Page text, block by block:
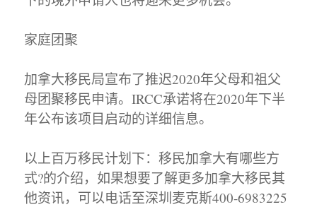
家庭团聚
加拿大移民局宣布了推迟2020年父母和祖父
母团聚移民申请。IRCC承诺将在2020年下半
年公布该项目启动的详细信息。
以上百万移民计划下：移民加拿大有哪些方
式?的介绍，如果想要了解更多加拿大移民其
他资讯，可以电话至深圳麦克斯400-6983225